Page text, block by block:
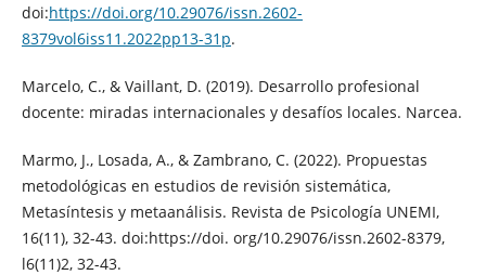
doi:https://doi.org/10.29076/issn.2602-
8379vol6iss11.2022pp13-31p.
Marcelo, C., & Vaillant, D. (2019). Desarrollo profesional
docente: miradas internacionales y desafíos locales. Narcea.
Marmo, J., Losada, A., & Zambrano, C. (2022). Propuestas
metodológicas en estudios de revisión sistemática,
Metasíntesis y metaanálisis. Revista de Psicología UNEMI,
16(11), 32-43. doi:https://doi. org/10.29076/issn.2602-8379,
l6(11)2, 32-43.